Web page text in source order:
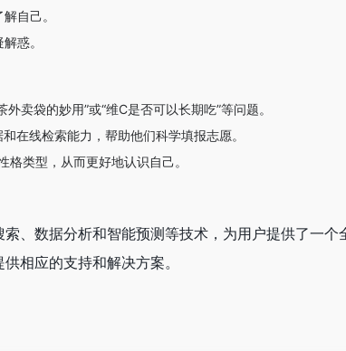
自己。
惑。
卖袋的妙用”或“维C是否可以长期吃”等问题。
在线检索能力，帮助他们科学填报志愿。
类型，从而更好地认识自己。
、数据分析和智能预测等技术，为用户提供了一
相应的支持和解决方案。